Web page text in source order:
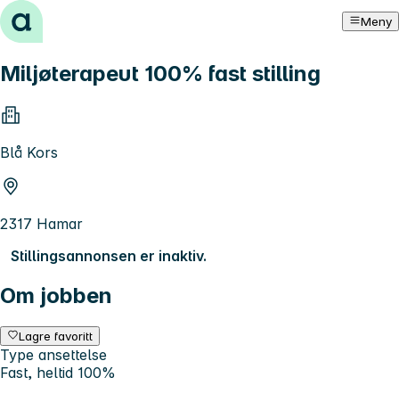
Hopp til innhold Meny
Miljøterapeut 100% fast stilling
Blå Kors
2317 Hamar
Stillingsannonsen er inaktiv.
Om jobben
Lagre favoritt
Type ansettelse
Fast, heltid 100%